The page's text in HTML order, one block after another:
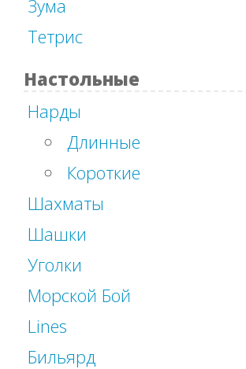
Зума
Тетрис
Настольные
Нарды
Длинные
Короткие
Шахматы
Шашки
Уголки
Морской Бой
Lines
Бильярд